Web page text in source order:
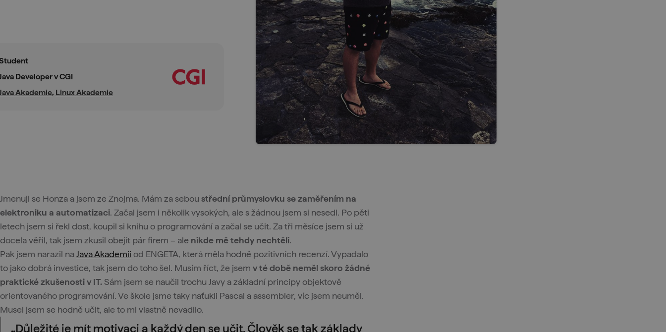
Developer v CGI
Akademie, Linux Akademie
Jmenuji se Honza a jsem ze Znojma. Mám za sebou střední průmyslovku se zaměřením na
elektroniku a automatizaci. Začal jsem i několik vysokých, ale s žádnou jsem si nesedl. Po pěti
letech jsem si řekl dost, koupil si knihu o programování a začal se učit. Za tři měsíce jsem si už
docela věřil, tak jsem zkusil obejít pár firem – ale nikde mě tehdy nechtěli.
Pak jsem narazil naJava Akademii od ENGETA, která měla hodně pozitivních recenzí. Vypadalo
to jako dobrá investice, tak jsem do toho šel. Musím říct, že jsem v té době neměl skoro žádné
praktické zkušenosti v IT.Sám jsem se naučil trochu Javy a základní principy objektově
orientovaného programování. Ve škole jsme taky naťukli Pascal a assembler, víc jsem neuměl.
Musel jsem se hodně učit, ale to mi vlastně nevadilo.
„Důležité je mít motivaci a každý den se učit. Člověk se tak základy